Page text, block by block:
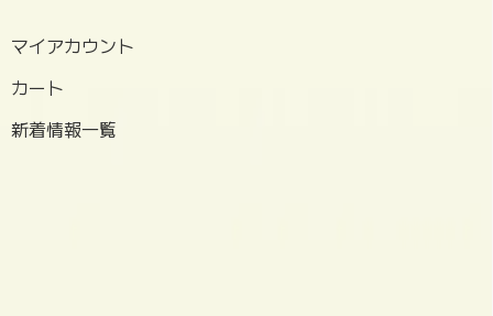
マイアカウント
カート
新着情報一覧